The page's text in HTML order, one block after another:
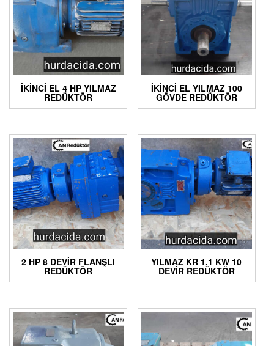
İKINCI EL 4 HP YILMAZ
REDÜKTÖR
İKINCI EL YILMAZ 100
GÖVDE REDÜKTÖR
2 HP 8 DEVIR FLANŞLI
REDÜKTÖR
YILMAZ KR 1.1 KW 10
DEVIR REDÜKTÖR